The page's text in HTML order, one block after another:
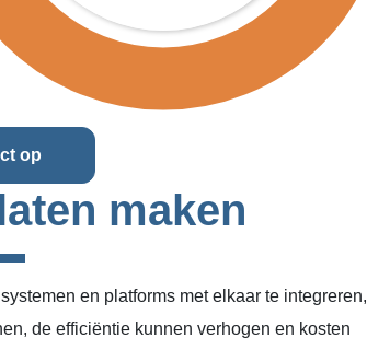
op
maken
en platforms met elkaar te integreren,
de efficiëntie kunnen verhogen en kosten